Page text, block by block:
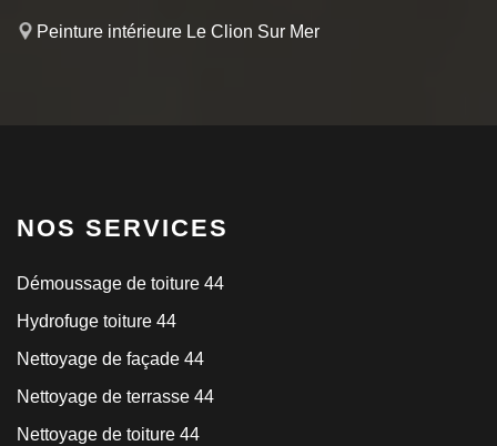
Peinture intérieure Le Clion Sur Mer
NOS SERVICES
Démoussage de toiture 44
Hydrofuge toiture 44
Nettoyage de façade 44
Nettoyage de terrasse 44
Nettoyage de toiture 44